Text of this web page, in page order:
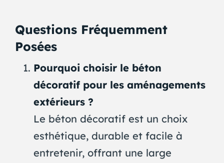
Questions Fréquemment
Posées
Pourquoi choisir le béton
décoratif pour les aménagements
extérieurs ?
Le béton décoratif est un choix
esthétique, durable et facile à
entretenir, offrant une large